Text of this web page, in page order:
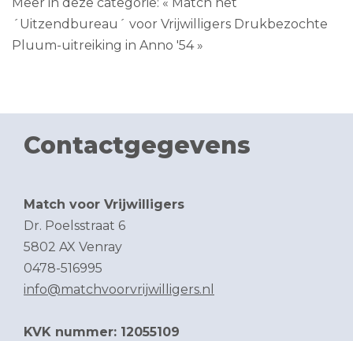
´Uitzendbureau´ voor Vrijwilligers Drukbezochte
Pluum-uitreiking in Anno '54 »
Contactgegevens
Match voor Vrijwilligers
Dr. Poelsstraat 6
5802 AX Venray
0478-516995
info@matchvoorvrijwilligers.nl
KVK nummer: 12055109